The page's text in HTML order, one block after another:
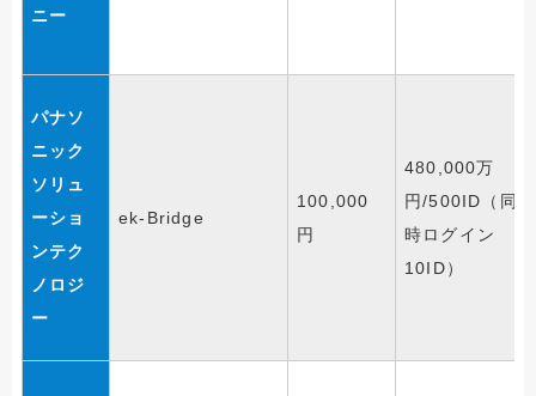
ニー
パナソ
ニック
ソリュ
ーショ
ンテク
ノロジ
ー
ek-Bridge
100,000
円
480,000万
円/500ID（同
時ログイン
10ID）